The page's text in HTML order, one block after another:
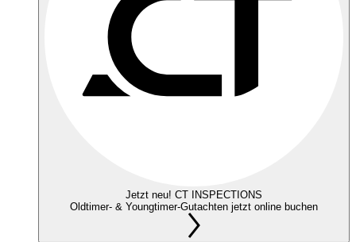
Jetzt neu! CT INSPECTIONS
Oldtimer- & Youngtimer-Gutachten jetzt online buchen